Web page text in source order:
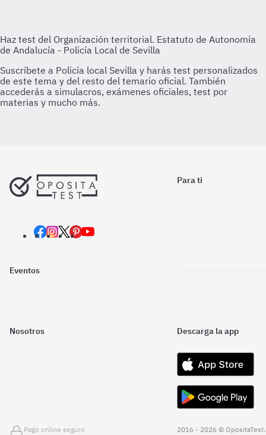
Para ti
Eventos
Nosotros Descarga la app
Pago online seguro
2016 - 2026 © OpositaTest.